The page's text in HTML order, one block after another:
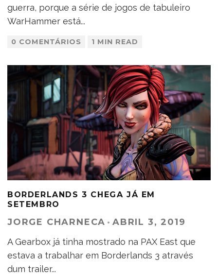
guerra, porque a série de jogos de tabuleiro
WarHammer está...
0 COMENTÁRIOS 1 MIN READ
BORDERLANDS 3 CHEGA JÁ EM
SETEMBRO
JORGE CHARNECA · ABRIL 3, 2019
A Gearbox já tinha mostrado na PAX East que
estava a trabalhar em Borderlands 3 através
dum trailer...